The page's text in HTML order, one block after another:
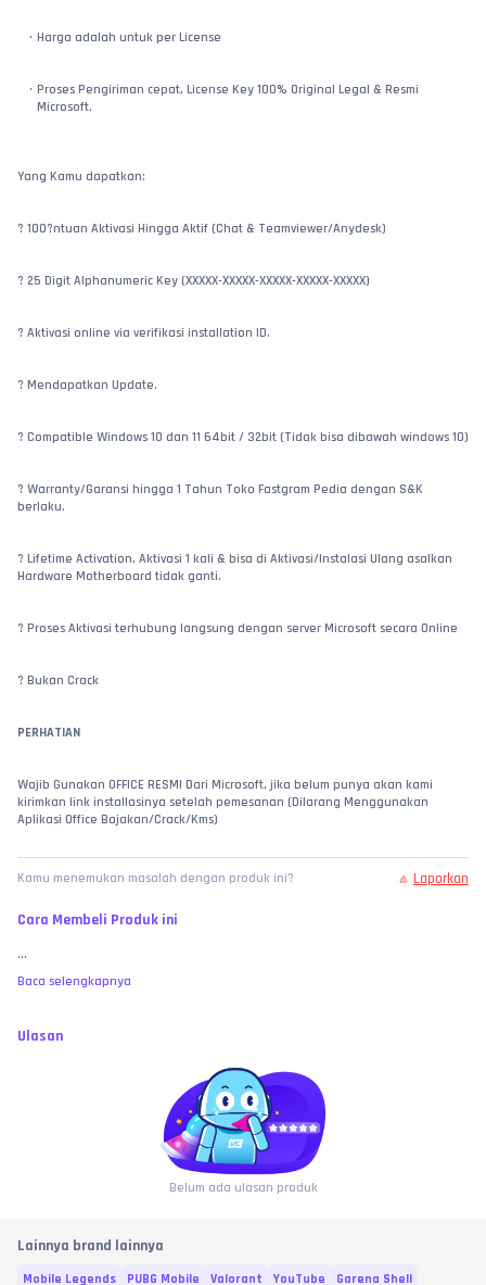
Harga adalah untuk per License
Proses Pengiriman cepat, License Key 100% Original Legal & Resmi
Microsoft.
Yang Kamu dapatkan:
? 100?ntuan Aktivasi Hingga Aktif (Chat & Teamviewer/Anydesk)
? 25 Digit Alphanumeric Key (XXXXX-XXXXX-XXXXX-XXXXX-XXXXX)
? Aktivasi online via verifikasi installation ID.
? Mendapatkan Update.
? Compatible Windows 10 dan 11 64bit / 32bit (Tidak bisa dibawah windows 10)
? Warranty/Garansi hingga 1 Tahun Toko Fastgram Pedia dengan S&K
berlaku.
? Lifetime Activation, Aktivasi 1 kali & bisa di Aktivasi/Instalasi Ulang asalkan
Hardware Motherboard tidak ganti.
? Proses Aktivasi terhubung langsung dengan server Microsoft secara Online
? Bukan Crack
PERHATIAN
Wajib Gunakan OFFICE RESMI Dari Microsoft, jika belum punya akan kami
kirimkan link installasinya setelah pemesanan (Dilarang Menggunakan
Aplikasi Office Bajakan/Crack/Kms)
Kamu menemukan masalah dengan produk ini? Laporkan
Cara Membeli Produk ini
...
Baca selengkapnya
Ulasan
Belum ada ulasan produk
Lainnya brand lainnya
Mobile Legends PUBG Mobile Valorant YouTube Garena Shell